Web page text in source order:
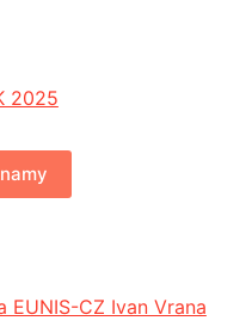
2025
CZ Ivan Vrana